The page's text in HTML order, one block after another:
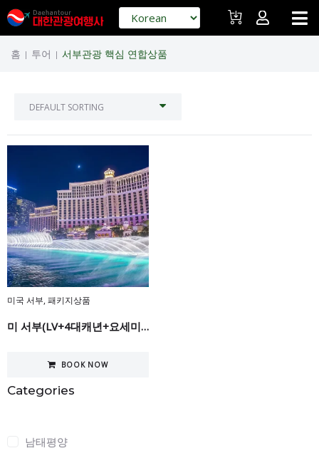
홈 | 투어 | 서부관광 핵심 연합상품
Categories
남태평양
미국 서부,패키지상품
미 서부(LV+4대캐년+요세미티+SF+LA) 8일
BOOK NOW